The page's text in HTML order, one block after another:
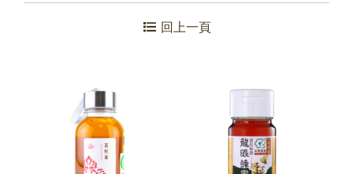
回上一頁